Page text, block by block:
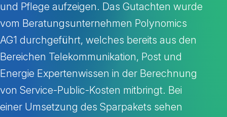
und Pflege aufzeigen. Das Gutachten wurde
vom Beratungsunternehmen Polynomics
AG1 durchgeführt, welches bereits aus den
Bereichen Telekommunikation, Post und
Energie Expertenwissen in der Berechnung
von Service-Public-Kosten mitbringt. Bei
einer Umsetzung des Sparpakets sehen